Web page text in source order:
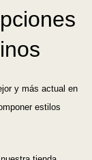
y más actual en
estilos